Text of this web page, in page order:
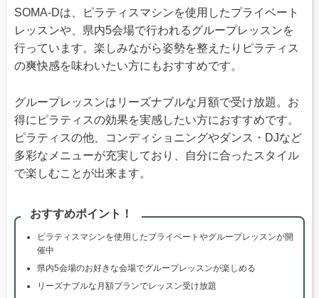
SOMA-Dは、ピラティスマシンを使用したプライベート
レッスンや、県内5会場で行われるグループレッスンを
行っています。楽しみながら姿勢を整えたりピラティス
の爽快感を味わいたい方にもおすすめです。
グループレッスンはリーズナブルな月額で受け放題。お
得にピラティスの効果を実感したい方におすすめです。
ピラティスの他、コンディショニングやダンス・DJなど
多彩なメニューが充実しており、自分に合ったスタイル
で楽しむことが出来ます。
おすすめポイント！
ピラティスマシンを使用したプライベートやグループレッスンが開
催中
県内5会場のお好きな会場でグループレッスンが楽しめる
リーズナブルな月額プランでレッスン受け放題